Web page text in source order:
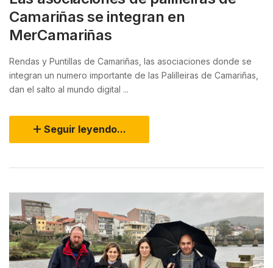
Camariñas se integran en
MerCamariñas
Rendas y Puntillas de Camariñas, las asociaciones donde se
integran un numero importante de las Palilleiras de Camariñas,
dan el salto al mundo digital ...
Seguir leyendo...